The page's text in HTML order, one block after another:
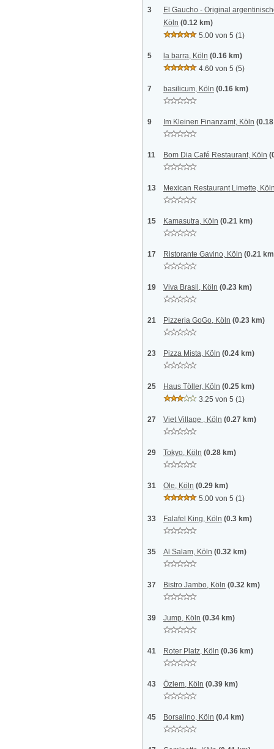
3
El Gaucho - Original
Köln (0.12 km)
5.00 von 5 (1)
5 la barra, Köln (0.16 km)
4.60 von 5 (5)
7 basilicum, Köln (0.16 km)
9 Im Kleinen Finanzamt, Köln
11 Bom Dia Café Restaurant, Köln
13 Mexican Restaurant Limette,
15 Kamasutra, Köln (0.21 km)
17 Ristorante Gavino, Köln (0.21
19 Viva Brasil, Köln (0.23 km)
21 Pizzeria GoGo, Köln (0.23 km)
23 Pizza Mista, Köln (0.24 km)
25 Haus Töller, Köln (0.25 km)
3.25 von 5 (1)
27 Viet Village , Köln (0.27 km)
29 Tokyo, Köln (0.28 km)
31 Ole, Köln (0.29 km)
5.00 von 5 (1)
33 Falafel King, Köln (0.3 km)
35 Al Salam, Köln (0.32 km)
37 Bistro Jambo, Köln (0.32 km)
39 Jump, Köln (0.34 km)
41 Roter Platz, Köln (0.36 km)
43 Özlem, Köln (0.39 km)
45 Borsalino, Köln (0.4 km)